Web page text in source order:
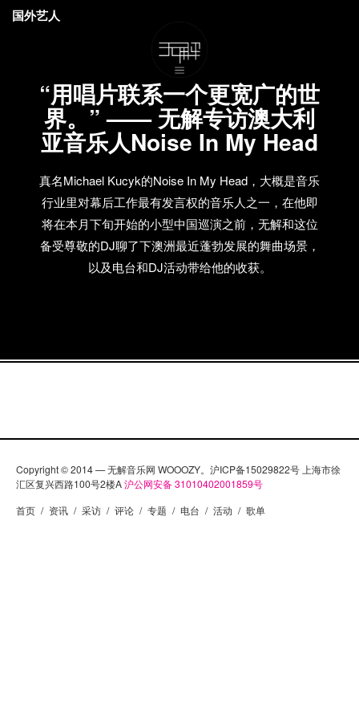
“用唱片联系一个更宽广的世
界。” —— 无解专访澳大利
亚音乐人Noise In My Head
真名Michael Kucyk的Noise In My Head，大概是音乐
行业里对幕后工作最有发言权的音乐人之一，在他即
将在本月下旬开始的小型中国巡演之前，无解和这位
备受尊敬的DJ聊了下澳洲最近蓬勃发展的舞曲场景，
以及电台和DJ活动带给他的收获。
国外艺人
Copyright © 2014 — 无解音乐网 WOOOZY。沪ICP备15029822号 上海市徐
汇区复兴西路100号2楼A沪公网安备 31010402001859号
首页 / 资讯 / 采访 / 评论 / 专题 / 电台 / 活动 / 歌单